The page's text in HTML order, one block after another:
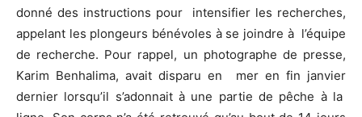
donné des instructions pour intensifier les recherches,
appelant les plongeurs bénévoles à se joindre à l’équipe
de recherche. Pour rappel, un photographe de presse,
Karim Benhalima, avait disparu en mer en fin janvier
dernier lorsqu’il s’adonnait à une partie de pêche à la